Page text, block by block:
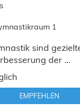
1
sind
der ...
EMPFEHLEN